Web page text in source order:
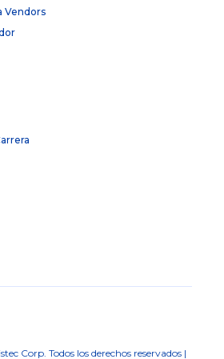
Vendors
Corp. Todos los derechos reservados |